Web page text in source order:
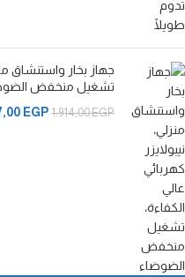
جهاز بخار واستنشاق
تشغيل منخفض
1.914,00EGP
EGP